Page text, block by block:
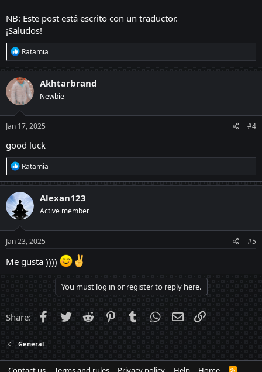
NB: Este post está escrito con un traductor.
¡Saludos!
R
e
a
c
t
i
o
n
s
:
Ratamia
Akhtarbrand
Newbie
Jan 17, 2025 #4
good luck
R
e
a
c
t
i
o
n
s
:
Ratamia
Alexan123
Active member
Jan 23, 2025 #5
Me gusta ))))
You must log in or register to reply here.
Share: Facebook
Twitter Reddit PinterestTumblr WhatsApp
Email
General
R